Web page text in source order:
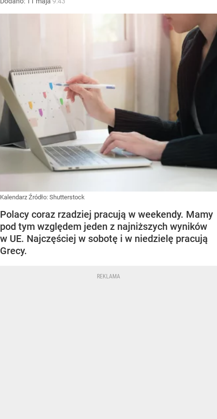
Kalendarz Źródło: Shutterstock
Polacy coraz rzadziej pracują w weekendy. Mamy
pod tym względem jeden z najniższych wyników
w UE. Najczęściej w sobotę i w niedzielę pracują
Grecy.